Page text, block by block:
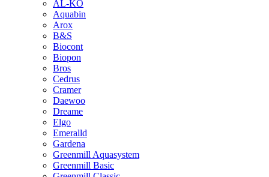
AL-KO
Aquabin
Arox
B&S
Biocont
Biopon
Bros
Cedrus
Cramer
Daewoo
Dreame
Elgo
Emeralld
Gardena
Greenmill Aquasystem
Greenmill Basic